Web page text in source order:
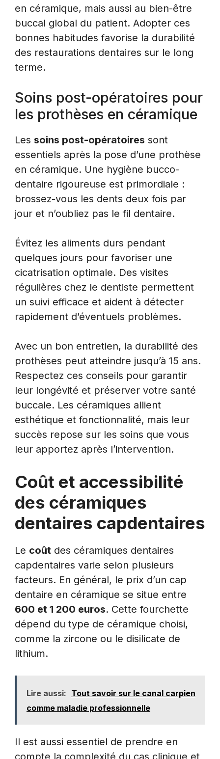
en céramique, mais aussi au bien-être
buccal global du patient. Adopter ces
bonnes habitudes favorise la durabilité
des restaurations dentaires sur le long
terme.
Soins post-opératoires pour
les prothèses en céramique
Les soins post-opératoires sont
essentiels après la pose d’une prothèse
en céramique. Une hygiène bucco-
dentaire rigoureuse est primordiale :
brossez-vous les dents deux fois par
jour et n’oubliez pas le fil dentaire.
Évitez les aliments durs pendant
quelques jours pour favoriser une
cicatrisation optimale. Des visites
régulières chez le dentiste permettent
un suivi efficace et aident à détecter
rapidement d’éventuels problèmes.
Avec un bon entretien, la durabilité des
prothèses peut atteindre jusqu’à 15 ans.
Respectez ces conseils pour garantir
leur longévité et préserver votre santé
buccale. Les céramiques allient
esthétique et fonctionnalité, mais leur
succès repose sur les soins que vous
leur apportez après l’intervention.
Coût et accessibilité
des céramiques
dentaires capdentaires
Le coût des céramiques dentaires
capdentaires varie selon plusieurs
facteurs. En général, le prix d’un cap
dentaire en céramique se situe entre
600 et 1 200 euros. Cette fourchette
dépend du type de céramique choisi,
comme la zircone ou le disilicate de
lithium.
Lire aussi: Tout savoir sur le canal carpien
comme maladie professionnelle
Il est aussi essentiel de prendre en
compte la complexité du cas clinique et